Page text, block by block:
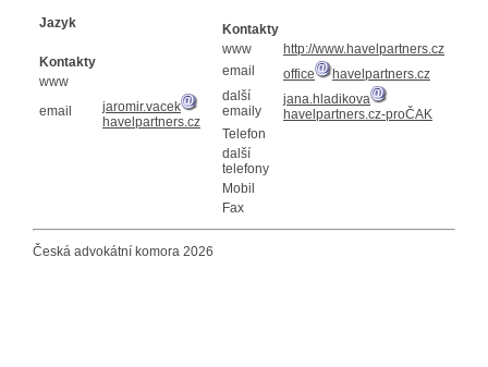
Jazyk
Kontakty
www
email
jaromir.vacek
havelpartners.cz
Kontakty
www
http://www.havelpartners.cz
email
office
havelpartners.cz
další
emaily
jana.hladikova
havelpartners.cz-proČAK
Telefon
další
telefony
Mobil
Fax
Česká advokátní komora 2026